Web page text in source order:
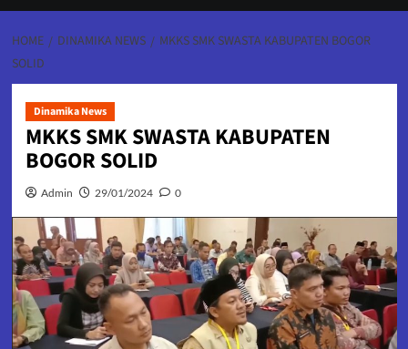
HOME DINAMIKA NEWS
MKKS SMK SWASTA KABUPATEN BOGOR
SOLID
Dinamika News
MKKS SMK SWASTA KABUPATEN
BOGOR SOLID
Admin 29/01/2024 0